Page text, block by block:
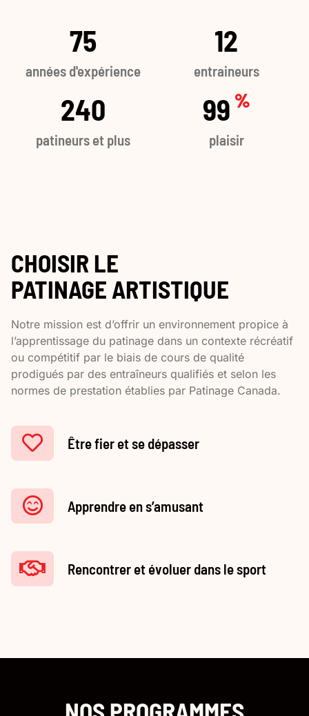
75
années d'expérience
12
entraineurs
240
patineurs et plus
100 %
plaisir
CHOISIR LE
PATINAGE ARTISTIQUE
Notre mission est d’offrir un environnement propice à
l’apprentissage du patinage dans un contexte récréatif
ou compétitif par le biais de cours de qualité
prodigués par des entraîneurs qualifiés et selon les
normes de prestation établies par Patinage Canada.
Être fier et se dépasser
Apprendre en s’amusant
Rencontrer et évoluer dans le sport